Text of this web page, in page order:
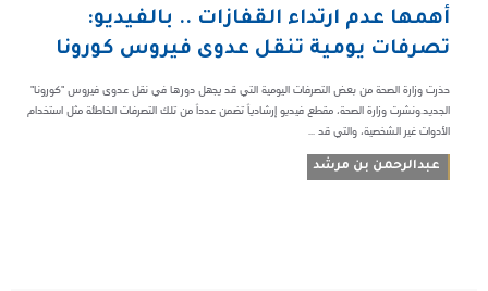
أهمها عدم ارتداء القفازات .. بالفيديو:
تصرفات يومية تنقل عدوى فيروس كورونا
حذرت وزارة الصحة من بعض التصرفات اليومية التي قد يجهل دورها في نقل عدوى فيروس "كورونا"
الجديد.ونشرت وزارة الصحة، مقطع فيديو إرشادياً تضمن عدداً من تلك التصرفات الخاطئة مثل استخدام
الأدوات غير الشخصية، والتي قد ...
عبدالرحمن بن مرشد